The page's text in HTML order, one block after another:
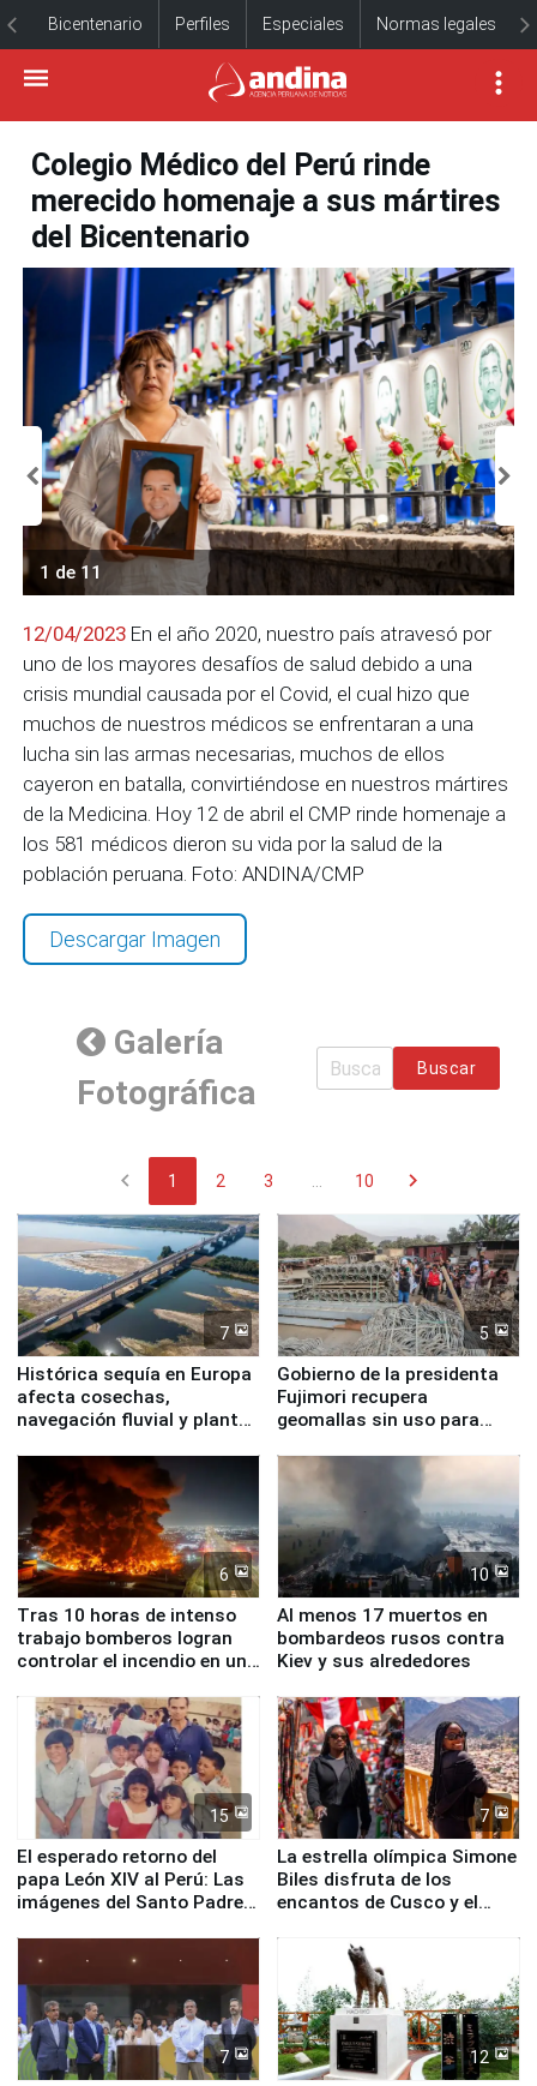
Bicentenario Perfiles Especiales Normas legales
Colegio Médico del Perú rinde
merecido homenaje a sus mártires
del Bicentenario
1 de 11
12/04/2023 En el año 2020, nuestro país atravesó por
uno de los mayores desafíos de salud debido a una
crisis mundial causada por el Covid, el cual hizo que
muchos de nuestros médicos se enfrentaran a una
lucha sin las armas necesarias, muchos de ellos
cayeron en batalla, convirtiéndose en nuestros mártires
de la Medicina. Hoy 12 de abril el CMP rinde homenaje a
los 581 médicos dieron su vida por la salud de la
población peruana. Foto: ANDINA/CMP
Descargar Imagen
Galería
Fotográfica
Buscar
chevron_left 1 2 3 ... 10 chevron_right
7
Histórica sequía en Europa
afecta cosechas,
navegación fluvial y plantas
5
Gobierno de la presidenta
Fujimori recupera
geomallas sin uso para
Fenómeno El Niño
6
Tras 10 horas de intenso
trabajo bomberos logran
controlar el incendio en una
de Chile
10
Al menos 17 muertos en
bombardeos rusos contra
Kiev y sus alrededores
15
El esperado retorno del
papa León XIV al Perú: Las
imágenes del Santo Padre
7
La estrella olímpica Simone
Biles disfruta de los
encantos de Cusco y el
7 12